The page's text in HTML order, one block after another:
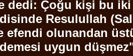
Çoğu kişi bu
Resulullah (
efendi olunandan
demesi uygun